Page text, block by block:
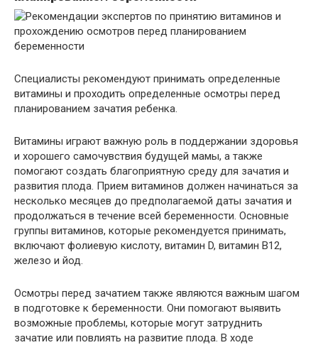
Специалисты рекомендуют принимать определенные
витамины и проходить определенные осмотры перед
планированием зачатия ребенка.
Витамины играют важную роль в поддержании здоровья
и хорошего самочувствия будущей мамы, а также
помогают создать благоприятную среду для зачатия и
развития плода. Прием витаминов должен начинаться за
несколько месяцев до предполагаемой даты зачатия и
продолжаться в течение всей беременности. Основные
группы витаминов, которые рекомендуется принимать,
включают фолиевую кислоту, витамин D, витамин B12,
железо и йод.
Осмотры перед зачатием также являются важным шагом
в подготовке к беременности. Они помогают выявить
возможные проблемы, которые могут затруднить
зачатие или повлиять на развитие плода. В ходе